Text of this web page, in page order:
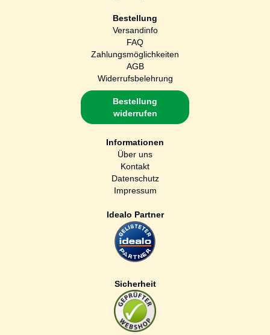
Bestellung
Versandinfo
FAQ
Zahlungsmöglichkeiten
AGB
Widerrufsbelehrung
Bestellung
widerrufen
Informationen
Über uns
Kontakt
Datenschutz
Impressum
Idealo Partner
Sicherheit